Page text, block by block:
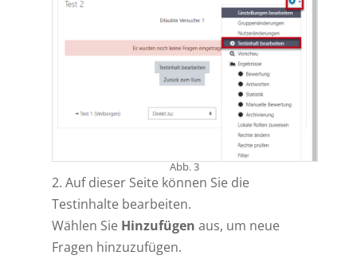
Abb. 3
2. Auf dieser Seite können Sie die
Testinhalte bearbeiten.
Wählen Sie Hinzufügen aus, um neue
Fragen hinzuzufügen.